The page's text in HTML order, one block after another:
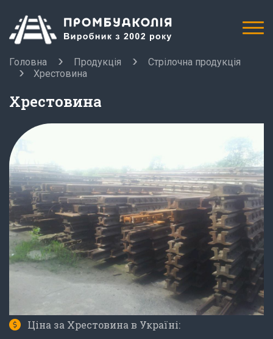
Головна Продукція
Стрілочна продукція
Хрестовина
Хрестовина
Ціна за Хрестовина в Україні: